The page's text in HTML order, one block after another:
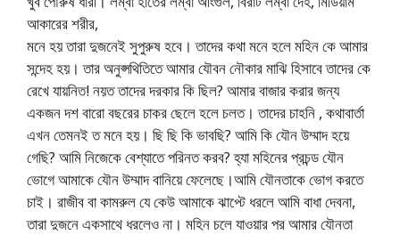
আকারের শরীর,
মনে হয় তারা দুজনেই সুপুরুষ হবে। তাদের কথা মনে হলে মহিন কে আমার
সন্দেহ হয়। তার অনুপ্সথিতিতে আমার যৌবন নৌকার মাঝি হিসাবে তাদের কে
রেখে যায়নিত! নয়ত তাদের দরকার কি ছিল? আমার বাজার করার জন্য
একজন দশ বারো বছরের চাকর ছেলে হলে চলত। তাদের চাহনি , কথাবার্তা
এখন তেমনই ত মনে হয়। ছি ছি কি ভাবছি? আমি কি যৌন উম্মাদ হয়ে
গেছি? আমি নিজেকে বেশ্যাতে পরিনত করব? হ্যা মহিনের প্রচন্ড যৌন
ভোগে আমাকে যৌন উম্মাদ বানিয়ে ফেলেছে।আমি যৌনতাকে ভোগ করতে
চাই। রাজীব বা কামরুল যে কেউ আমাকে ঝাপ্টে ধরলে আমি বাধা দেবনা,
তারা দুজনে একসাথে ধরলেও না। মহিন চলে যাওয়ার পর আমার যৌনতা